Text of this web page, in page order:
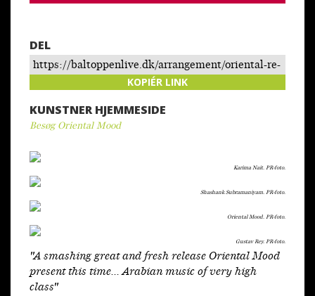
DEL
https://baltoppenlive.dk/arrangement/oriental-re-
cut-feat-karima-nait-gustav-rey-og-shashank-
KOPIÉR LINK
KUNSTNER HJEMMESIDE
Besøg Oriental Mood
Karima Nait. PR-foto.
Shashank Subramaniyam. PR-foto.
Oriental Mood. PR-foto.
Gustav Rey. PR-foto.
"A smashing great and fresh release Oriental Mood
present this time... Arabian music of very high
class"